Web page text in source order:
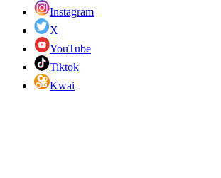
Instagram
X
YouTube
Tiktok
Kwai